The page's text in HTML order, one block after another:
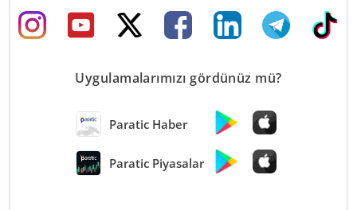
Uygulamalarımızı gördünüz mü?
Paratic Haber
Paratic Piyasalar